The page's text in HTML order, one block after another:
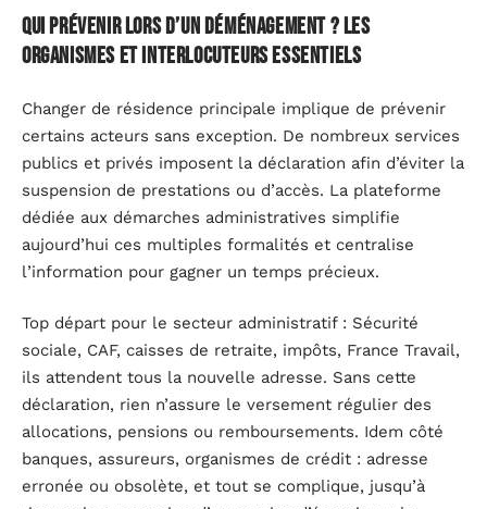
Qui prévenir lors d’un déménagement ? Les
organismes et interlocuteurs essentiels
Changer de résidence principale implique de prévenir
certains acteurs sans exception. De nombreux services
publics et privés imposent la déclaration afin d’éviter la
suspension de prestations ou d’accès. La plateforme
dédiée aux démarches administratives simplifie
aujourd’hui ces multiples formalités et centralise
l’information pour gagner un temps précieux.
Top départ pour le secteur administratif : Sécurité
sociale, CAF, caisses de retraite, impôts, France Travail,
ils attendent tous la nouvelle adresse. Sans cette
déclaration, rien n’assure le versement régulier des
allocations, pensions ou remboursements. Idem côté
banques, assureurs, organismes de crédit : adresse
erronée ou obsolète, et tout se complique, jusqu’à